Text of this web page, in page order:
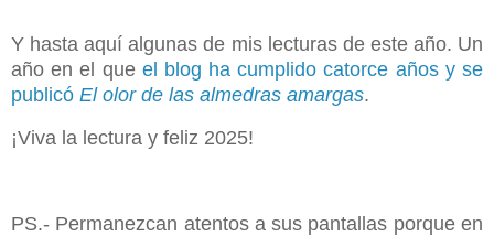
Y hasta aquí algunas de mis lecturas de este año. Un
año en el que el blog ha cumplido catorce años y se
publicó El olor de las almedras amargas.
¡Viva la lectura y feliz 2025!
PS.- Permanezcan atentos a sus pantallas porque en